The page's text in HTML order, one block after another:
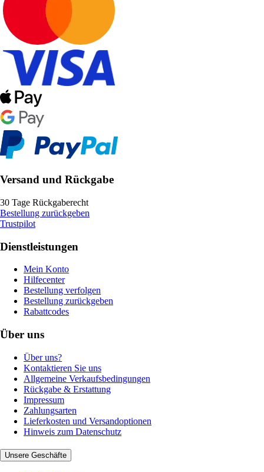
Versand und Rückgabe
30 Tage Rückgaberecht
Bestellung zurückgeben
Trustpilot
Dienstleistungen
Mein Konto
Hilfecenter
Bestellung verfolgen
Bestellung zurückgeben
Rabattcodes
Über uns
Über uns?
Kontaktieren Sie uns
Allgemeine Verkaufsbedingungen
Rückgabe & Erstattung
Impressum
Zahlungsarten
Lieferkosten und Versandoptionen
Hinweis zum Datenschutz
Unsere Geschäfte